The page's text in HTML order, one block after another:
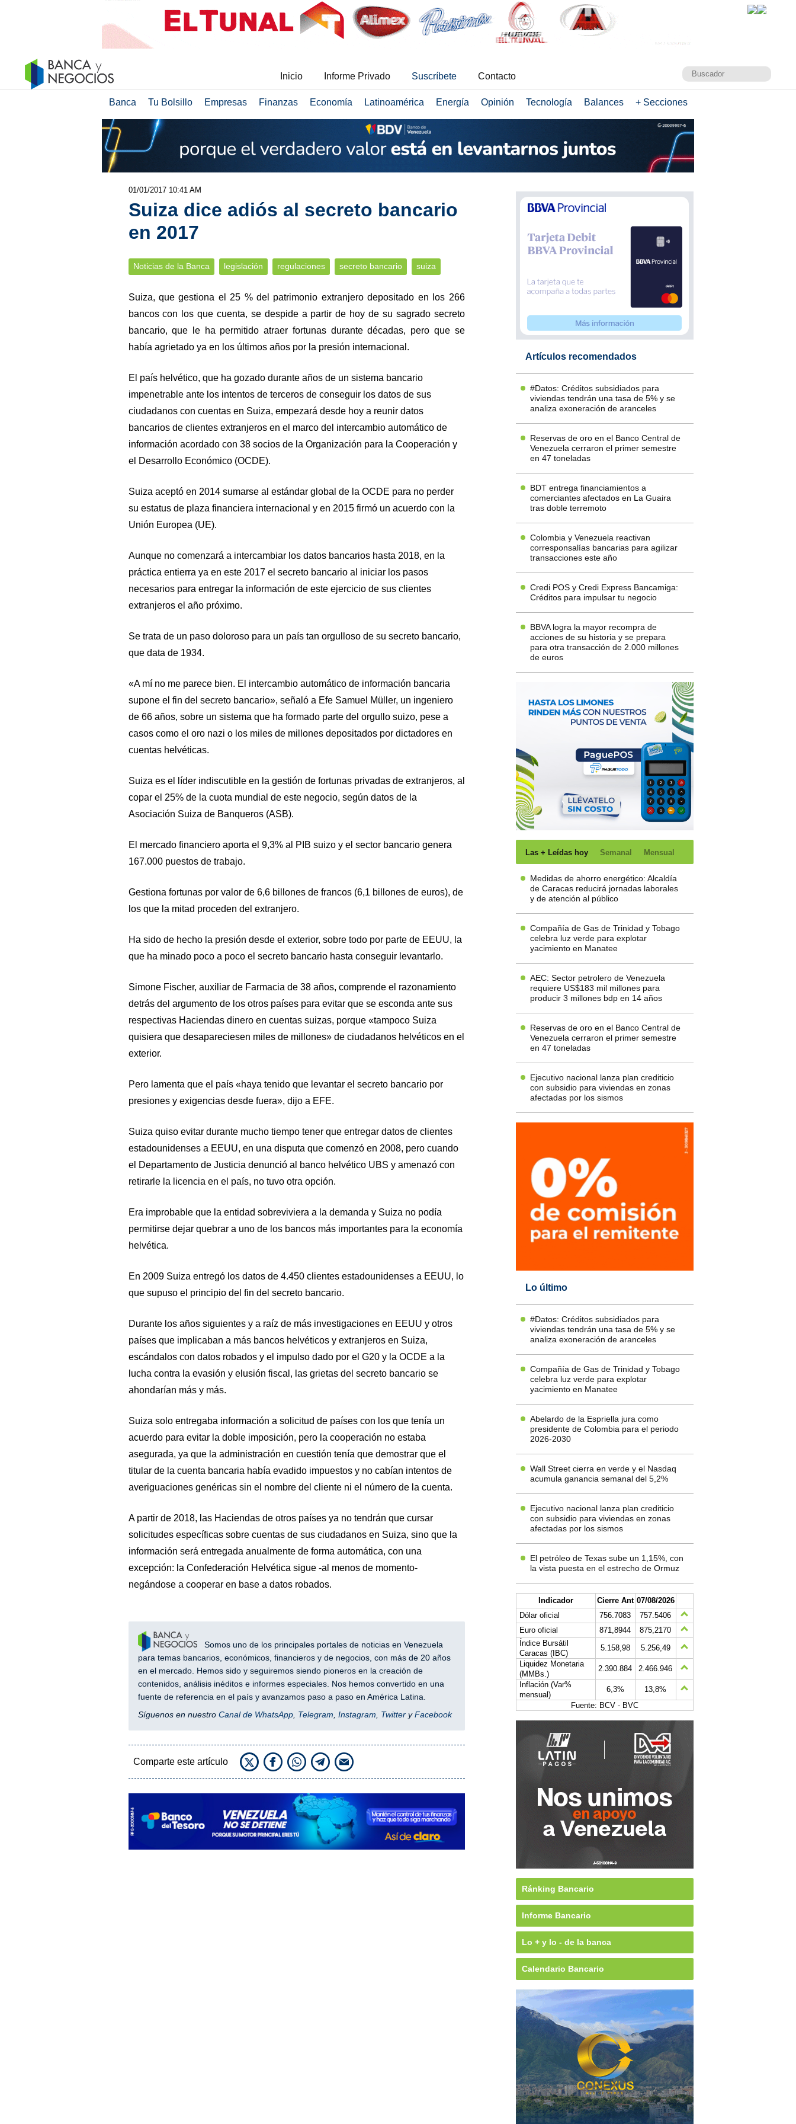
Inicio Informe Privado Suscríbete Contacto
Banca Tu Bolsillo Empresas Finanzas Economía Latinoamérica Energía Opinión Tecnología Balances + Secciones
01/01/2017 10:41 AM
Suiza dice adiós al secreto bancario
en 2017
Noticias de la Banca legislación regulaciones secreto bancario suiza
Suiza, que gestiona el 25 % del patrimonio extranjero depositado en los 266
bancos con los que cuenta, se despide a partir de hoy de su sagrado secreto
bancario, que le ha permitido atraer fortunas durante décadas, pero que se
había agrietado ya en los últimos años por la presión internacional.
El país helvético, que ha gozado durante años de un sistema bancario
impenetrable ante los intentos de terceros de conseguir los datos de sus
ciudadanos con cuentas en Suiza, empezará desde hoy a reunir datos
bancarios de clientes extranjeros en el marco del intercambio automático de
información acordado con 38 socios de la Organización para la Cooperación y
el Desarrollo Económico (OCDE).
Suiza aceptó en 2014 sumarse al estándar global de la OCDE para no perder
su estatus de plaza financiera internacional y en 2015 firmó un acuerdo con la
Unión Europea (UE).
Aunque no comenzará a intercambiar los datos bancarios hasta 2018, en la
práctica entierra ya en este 2017 el secreto bancario al iniciar los pasos
necesarios para entregar la información de este ejercicio de sus clientes
extranjeros el año próximo.
Se trata de un paso doloroso para un país tan orgulloso de su secreto bancario,
que data de 1934.
«A mí no me parece bien. El intercambio automático de información bancaria
supone el fin del secreto bancario», señaló a Efe Samuel Müller, un ingeniero
de 66 años, sobre un sistema que ha formado parte del orgullo suizo, pese a
casos como el oro nazi o los miles de millones depositados por dictadores en
cuentas helvéticas.
Suiza es el líder indiscutible en la gestión de fortunas privadas de extranjeros, al
copar el 25% de la cuota mundial de este negocio, según datos de la
Asociación Suiza de Banqueros (ASB).
El mercado financiero aporta el 9,3% al PIB suizo y el sector bancario genera
167.000 puestos de trabajo.
Gestiona fortunas por valor de 6,6 billones de francos (6,1 billones de euros), de
los que la mitad proceden del extranjero.
Ha sido de hecho la presión desde el exterior, sobre todo por parte de EEUU, la
que ha minado poco a poco el secreto bancario hasta conseguir levantarlo.
Simone Fischer, auxiliar de Farmacia de 38 años, comprende el razonamiento
detrás del argumento de los otros países para evitar que se esconda ante sus
respectivas Haciendas dinero en cuentas suizas, porque «tampoco Suiza
quisiera que desapareciesen miles de millones» de ciudadanos helvéticos en el
exterior.
Pero lamenta que el país «haya tenido que levantar el secreto bancario por
presiones y exigencias desde fuera», dijo a EFE.
Suiza quiso evitar durante mucho tiempo tener que entregar datos de clientes
estadounidenses a EEUU, en una disputa que comenzó en 2008, pero cuando
el Departamento de Justicia denunció al banco helvético UBS y amenazó con
retirarle la licencia en el país, no tuvo otra opción.
Era improbable que la entidad sobreviviera a la demanda y Suiza no podía
permitirse dejar quebrar a uno de los bancos más importantes para la economía
helvética.
En 2009 Suiza entregó los datos de 4.450 clientes estadounidenses a EEUU, lo
que supuso el principio del fin del secreto bancario.
Durante los años siguientes y a raíz de más investigaciones en EEUU y otros
países que implicaban a más bancos helvéticos y extranjeros en Suiza,
escándalos con datos robados y el impulso dado por el G20 y la OCDE a la
lucha contra la evasión y elusión fiscal, las grietas del secreto bancario se
ahondarían más y más.
Suiza solo entregaba información a solicitud de países con los que tenía un
acuerdo para evitar la doble imposición, pero la cooperación no estaba
asegurada, ya que la administración en cuestión tenía que demostrar que el
titular de la cuenta bancaria había evadido impuestos y no cabían intentos de
averiguaciones genéricas sin el nombre del cliente ni el número de la cuenta.
A partir de 2018, las Haciendas de otros países ya no tendrán que cursar
solicitudes específicas sobre cuentas de sus ciudadanos en Suiza, sino que la
información será entregada anualmente de forma automática, con una
excepción: la Confederación Helvética sigue -al menos de momento-
negándose a cooperar en base a datos robados.
Somos uno de los principales portales de noticias en Venezuela
para temas bancarios, económicos, financieros y de negocios, con más de 20 años
en el mercado. Hemos sido y seguiremos siendo pioneros en la creación de
contenidos, análisis inéditos e informes especiales. Nos hemos convertido en una
fuente de referencia en el país y avanzamos paso a paso en América Latina.
Síguenos en nuestro Canal de WhatsApp, Telegram, Instagram, TwitteryFacebook
Comparte este artículo
Artículos recomendados
#Datos: Créditos subsidiados para
viviendas tendrán una tasa de 5% y se
analiza exoneración de aranceles
Reservas de oro en el Banco Central de
Venezuela cerraron el primer semestre
en 47 toneladas
BDT entrega financiamientos a
comerciantes afectados en La Guaira
tras doble terremoto
Colombia y Venezuela reactivan
corresponsalías bancarias para agilizar
transacciones este año
Credi POS y Credi Express Bancamiga:
Créditos para impulsar tu negocio
BBVA logra la mayor recompra de
acciones de su historia y se prepara
para otra transacción de 2.000 millones
de euros
Las + Leídas hoy Semanal Mensual
Medidas de ahorro energético: Alcaldía
de Caracas reducirá jornadas laborales
y de atención al público
Compañía de Gas de Trinidad y Tobago
celebra luz verde para explotar
yacimiento en Manatee
AEC: Sector petrolero de Venezuela
requiere US$183 mil millones para
producir 3 millones bdp en 14 años
Reservas de oro en el Banco Central de
Venezuela cerraron el primer semestre
en 47 toneladas
Ejecutivo nacional lanza plan crediticio
con subsidio para viviendas en zonas
afectadas por los sismos
Lo último
#Datos: Créditos subsidiados para
viviendas tendrán una tasa de 5% y se
analiza exoneración de aranceles
Compañía de Gas de Trinidad y Tobago
celebra luz verde para explotar
yacimiento en Manatee
Abelardo de la Espriella jura como
presidente de Colombia para el periodo
2026-2030
Wall Street cierra en verde y el Nasdaq
acumula ganancia semanal del 5,2%
Ejecutivo nacional lanza plan crediticio
con subsidio para viviendas en zonas
afectadas por los sismos
El petróleo de Texas sube un 1,15%, con
la vista puesta en el estrecho de Ormuz
Indicador Cierre Ant 07/08/2026
Dólar oficial
756.7083
757.5406
Euro oficial
871,8944
875,2170
Índice Bursátil
Caracas (IBC)
5.158,98
5.256,49
Liquidez Monetaria
(MMBs.)
2.390.884
2.466.946
Inflación (Var%
mensual)
6,3%
13,8%
Fuente: BCV - BVC
Ránking Bancario
Informe Bancario
Lo + y lo - de la banca
Calendario Bancario